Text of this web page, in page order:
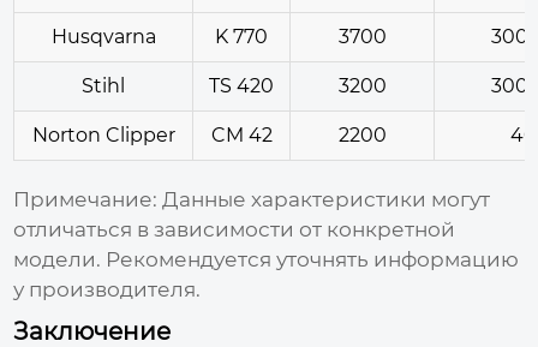
Husqvarna K 770 3700 300/
Stihl TS 420 3200 300/
Norton Clipper CM 42 2200
Примечание: Данные характеристики могут
отличаться в зависимости от конкретной
модели. Рекомендуется уточнять информацию
у производителя.
Заключение